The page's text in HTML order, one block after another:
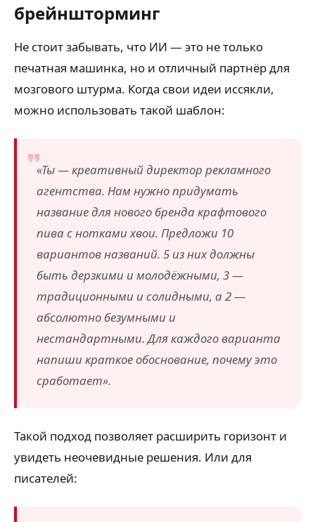
брейншторминг
Не стоит забывать, что ИИ — это не только
печатная машинка, но и отличный партнёр для
мозгового штурма. Когда свои идеи иссякли,
можно использовать такой шаблон:
«Ты — креативный директор рекламного
агентства. Нам нужно придумать
название для нового бренда крафтового
пива с нотками хвои. Предложи 10
вариантов названий. 5 из них должны
быть дерзкими и молодёжными, 3 —
традиционными и солидными, а 2 —
абсолютно безумными и
нестандартными. Для каждого варианта
напиши краткое обоснование, почему это
сработает».
Такой подход позволяет расширить горизонт и
увидеть неочевидные решения. Или для
писателей: